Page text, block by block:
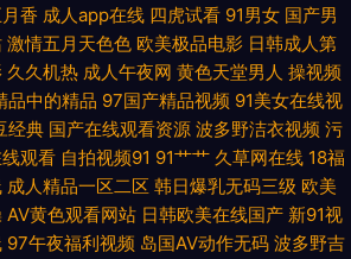
一类 91磁力 老牛五月天色 男人的天堂性爱图 91麻
集在线 女同扣逼 91熟妇 人妻美女系列视频 avav
一传媒 久久国产秒 色婷婷原网址 东方av黄色免费
码免费观看 亚洲国产艹艹网站 亚洲色第一页 加勒
香 成人app在线 四虎试看 91男女 国产男
激情五月天色色 欧美极品电影 日韩成人第
久久机热 成人午夜网 黄色天堂男人 操视频
品中的精品 97国产精品视频 91美女在线视
经典 国产在线观看资源 波多野洁衣视频 污
观看 自拍视频91 91艹艹 久草网在线 18福
成人精品一区二区 韩日爆乳无码三级 欧美
AV黄色观看网站 日韩欧美在线国产 新91视
97午夜福利视频 岛国AV动作无码 波多野吉